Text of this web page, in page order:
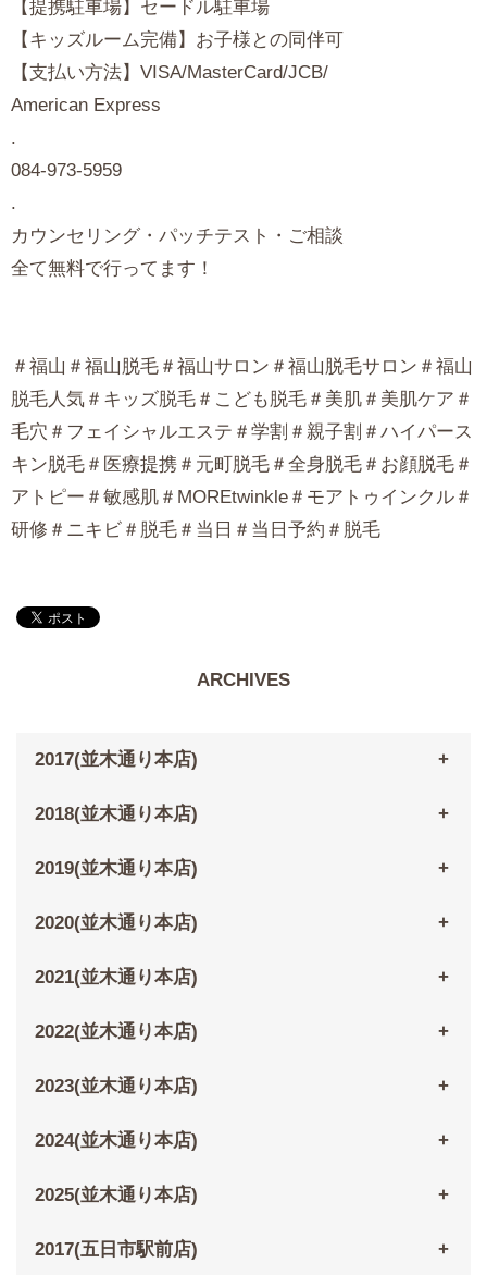
【提携駐車場】セードル駐車場
【キッズルーム完備】お子様との同伴可
【支払い方法】VISA/MasterCard/JCB/
American Express
.
084-973-5959
.
カウンセリング・パッチテスト・ご相談
全て無料で行ってます！
＃福山＃福山脱毛＃福山サロン＃福山脱毛サロン＃福山
脱毛人気＃キッズ脱毛＃こども脱毛＃美肌＃美肌ケア＃
毛穴＃フェイシャルエステ＃学割＃親子割＃ハイパース
キン脱毛＃医療提携＃元町脱毛＃全身脱毛＃お顔脱毛＃
アトピー＃敏感肌＃MOREtwinkle＃モアトゥインクル＃
研修＃ニキビ＃脱毛＃当日＃当日予約＃脱毛
ARCHIVES
2017(並木通り本店)
2018(並木通り本店)
2019(並木通り本店)
2020(並木通り本店)
2021(並木通り本店)
2022(並木通り本店)
2023(並木通り本店)
2024(並木通り本店)
2025(並木通り本店)
2017(五日市駅前店)